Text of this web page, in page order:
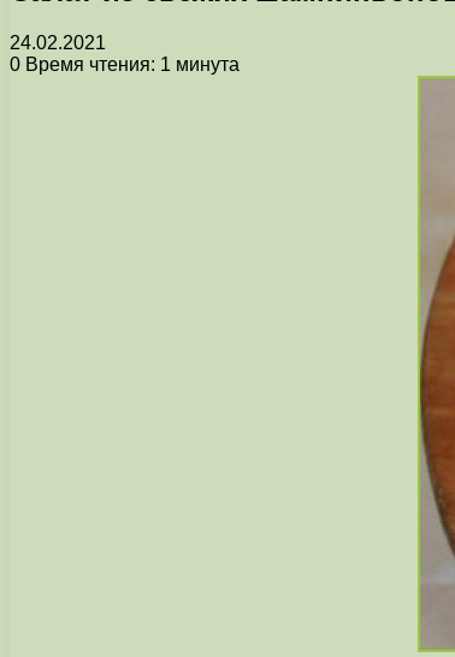
24.02.2021
0 Время чтения: 1 минута